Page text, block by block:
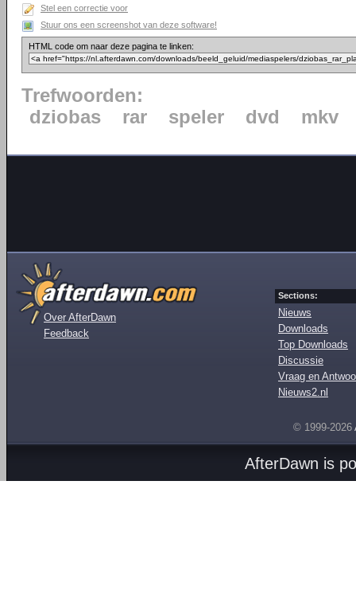
Stel een correctie voor
Stuur ons een screenshot van deze software!
HTML code om naar deze pagina te linken:
Trefwoorden:
dziobas
rar speler dvd mkv
Over AfterDawn
Feedback
Sections:
Nieuws
Downloads
Top Downloads
Discussie
Vraag en
Nieuws2.nl
© 1999-2026
AfterDawn is